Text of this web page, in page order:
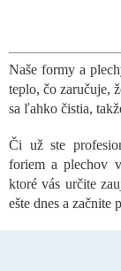
Naše formy a
teplo, čo zaručuje,
sa ľahko čistia,
Či už ste
foriem a plechov
ktoré vás určite
ešte dnes a začnite